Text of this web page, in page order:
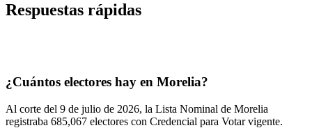
Respuestas rápidas
¿Cuántos electores hay en Morelia?
Al corte del 9 de julio de 2026, la Lista Nominal de Morelia
registraba 685,067 electores con Credencial para Votar vigente.